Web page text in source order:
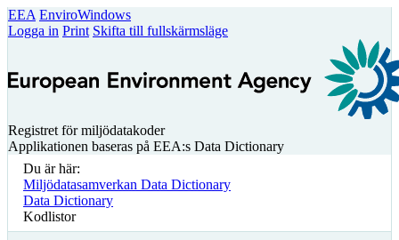
EEA EnviroWindows
Logga in Print Skifta till fullskärmsläge
Registret för miljödatakoder
Applikationen baseras på EEA:s Data Dictionary
Du är här:
Miljödatasamverkan Data Dictionary
Data Dictionary
Kodlistor